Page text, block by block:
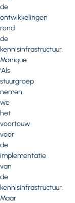
de
ontwikkelingen
rond
de
kennisinfrastructuur.
Monique:
‘Als
stuurgroep
nemen
we
het
voortouw
voor
de
implementatie
van
de
kennisinfrastructuur.
Maar